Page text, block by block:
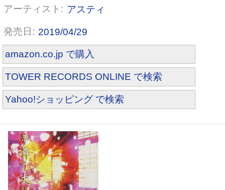
アスティ
2019/04/29
amazon.co.jp で購入
TOWER RECORDS ONLINE で検索
Yahoo!ショッピング で検索
ターゲット